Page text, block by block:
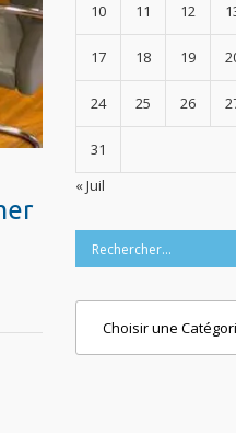
10 11 12
17 18 19
24 25 26
31
« Juil